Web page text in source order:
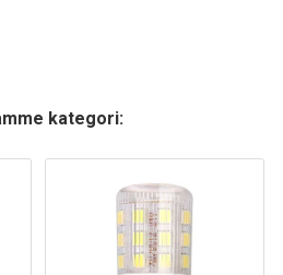
kategori: